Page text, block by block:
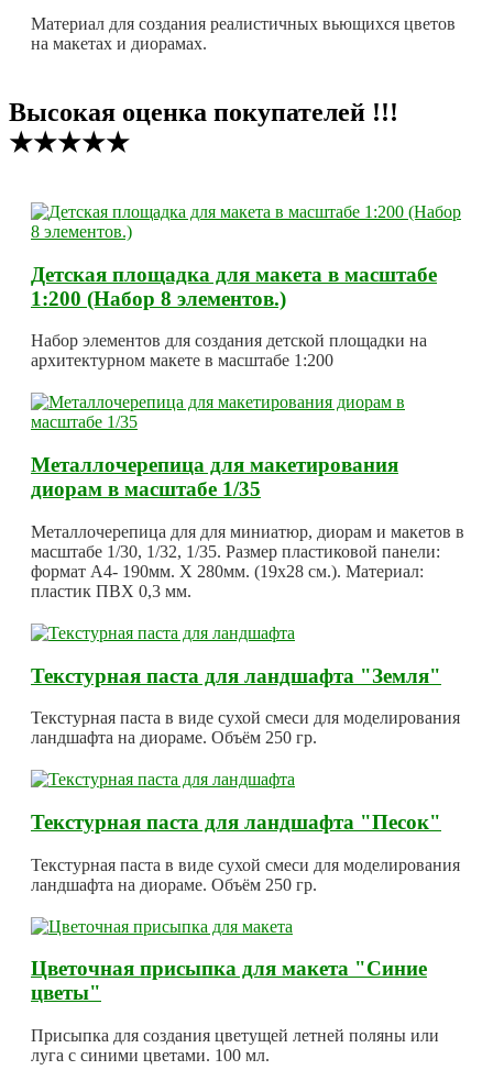
Материал для создания реалистичных вьющихся цветов
на макетах и диорамах.
Высокая оценка покупателей !!!
★★★★★
Детская площадка для макета в масштабе
1:200 (Набор 8 элементов.)
Набор элементов для создания детской площадки на
архитектурном макете в масштабе 1:200
Металлочерепица для макетирования
диорам в масштабе 1/35
Металлочерепица для для миниатюр, диорам и макетов в
масштабе 1/30, 1/32, 1/35. Размер пластиковой панели:
формат А4- 190мм. Х 280мм. (19х28 см.). Материал:
пластик ПВХ 0,3 мм.
Текстурная паста для ландшафта "Земля"
Текстурная паста в виде сухой смеси для моделирования
ландшафта на диораме. Объём 250 гр.
Текстурная паста для ландшафта "Песок"
Текстурная паста в виде сухой смеси для моделирования
ландшафта на диораме. Объём 250 гр.
Цветочная присыпка для макета "Синие
цветы"
Присыпка для создания цветущей летней поляны или
луга с синими цветами. 100 мл.